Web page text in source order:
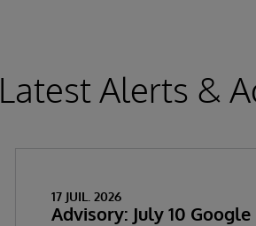
Latest Alerts &
17 JUIL. 2026
Advisory: July 10